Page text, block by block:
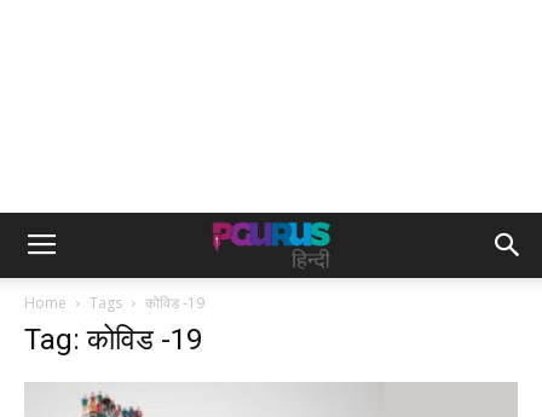
Home Tags कोविड -19
Tag: कोविड -19